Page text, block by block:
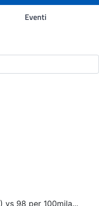
Eventi
) vs 98 per 100mila...